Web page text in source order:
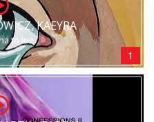
KAEYRA
to łez
1